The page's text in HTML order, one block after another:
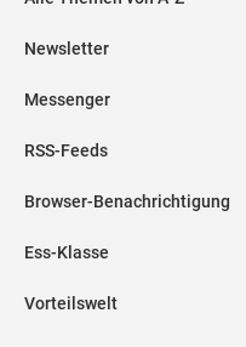
Newsletter
Messenger
RSS-Feeds
Browser-Benachrichtigung
Ess-Klasse
Vorteilswelt